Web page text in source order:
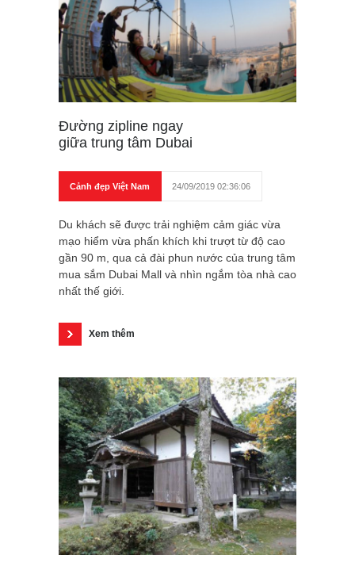
Đường zipline ngay
giữa trung tâm Dubai
Cảnh đẹp Việt Nam 24/09/2019 02:36:06
Du khách sẽ được trải nghiệm cảm giác vừa
mạo hiểm vừa phấn khích khi trượt từ độ cao
gần 90 m, qua cả đài phun nước của trung tâm
mua sắm Dubai Mall và nhìn ngắm tòa nhà cao
nhất thế giới.
Xem thêm